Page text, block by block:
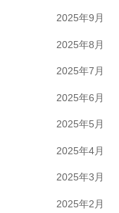
2025年9月
2025年8月
2025年7月
2025年6月
2025年5月
2025年4月
2025年3月
2025年2月